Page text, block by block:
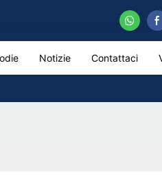
Notizie Contattaci